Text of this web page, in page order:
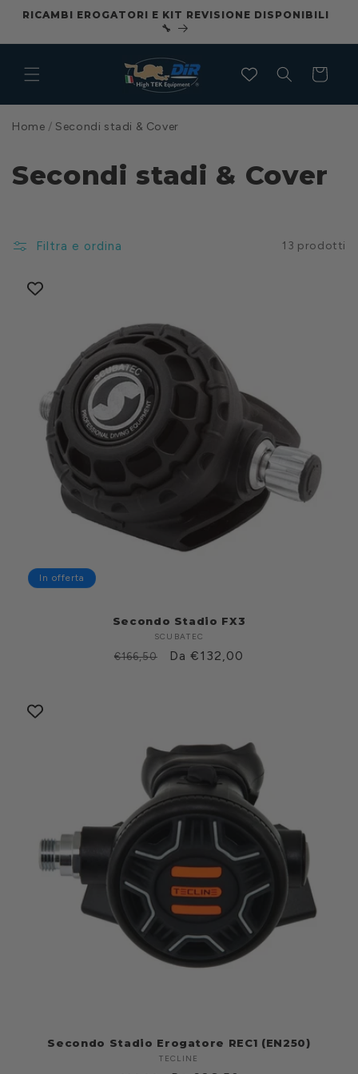
direttamente
RICAMBI EROGATORI E KIT REVISIONE DISPONIBILI
🔧
Carrello
Home / Secondi stadi & Cover
Secondi stadi & Cover
Filtra e ordina 13 prodotti
In offerta
Secondo Stadio FX3
Produttore:
SCUBATEC
Prezzo
€166,50
Prezzo
Da €132,00
Secondo Stadio Erogatore REC1 (EN250)
Produttore:
TECLINE